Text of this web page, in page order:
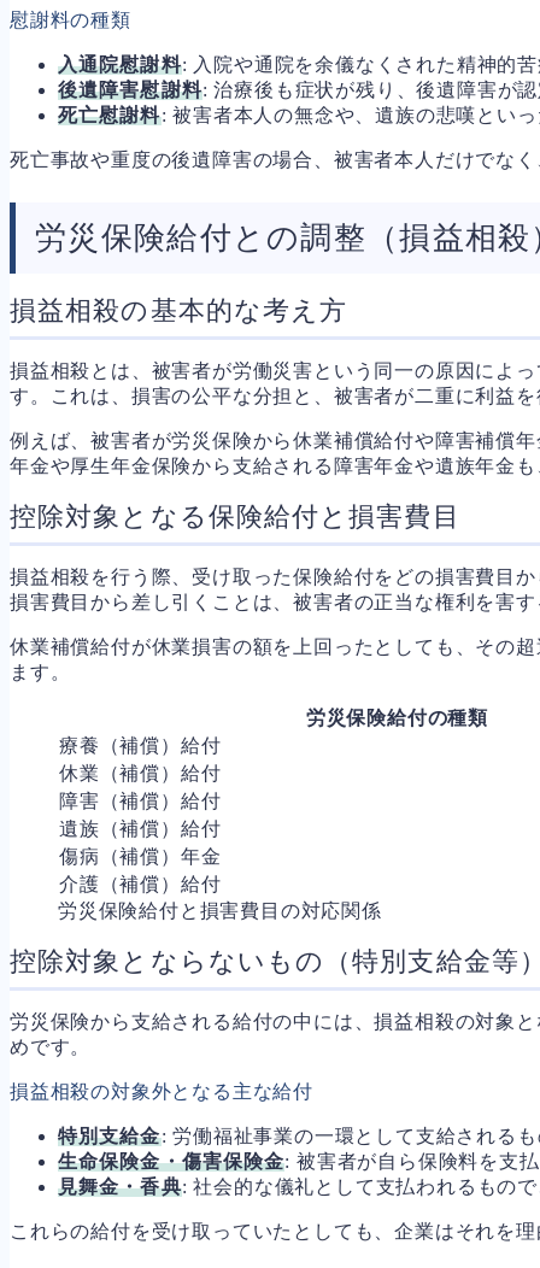
慰謝料の種類
入通院慰謝料: 入院や通院を余儀なくされた精神的
後遺障害慰謝料: 治療後も症状が残り、後遺障害が
死亡慰謝料: 被害者本人の無念や、遺族の悲嘆とい
死亡事故や重度の後遺障害の場合、被害者本人だけでな
労災保険給付との調整（損益相殺
損益相殺の基本的な考え方
損益相殺とは、被害者が労働災害という同一の原因によ
す。これは、損害の公平な分担と、被害者が二重に利益
例えば、被害者が労災保険から休業補償給付や障害補償
年金や厚生年金保険から支給される障害年金や遺族年金
控除対象となる保険給付と損害費目
損益相殺を行う際、受け取った保険給付をどの損害費目
損害費目から差し引くことは、被害者の正当な権利を害す
休業補償給付が休業損害の額を上回ったとしても、その
ます。
労災保険給付の種類
療養（補償）給付
休業（補償）給付
障害（補償）給付
遺族（補償）給付
傷病（補償）年金
介護（補償）給付
労災保険給付と損害費目の対応関係
控除対象とならないもの（特別支給金等）
労災保険から支給される給付の中には、損益相殺の対象
めです。
損益相殺の対象外となる主な給付
特別支給金: 労働福祉事業の一環として支給される
生命保険金・傷害保険金: 被害者が自ら保険料を支
見舞金・香典: 社会的な儀礼として支払われるもの
これらの給付を受け取っていたとしても、企業はそれを